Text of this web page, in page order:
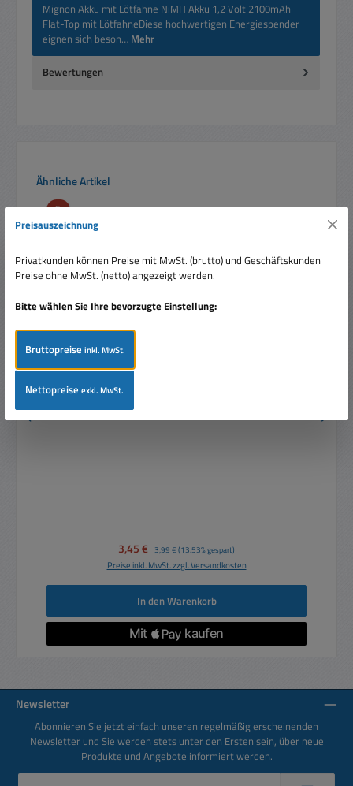
Mignon Akku mit Lötfahne NiMH Akku 1,2 Volt 2100mAh
Flat-Top mit LötfahneDiese hochwertigen Energiespender
eignen sich beson… Mehr
Bewertungen
Produktgalerie überspringen
Ähnliche Artikel
%Rabatt
1,2V Akku 2100mAh NiMH AA Mignon mit Lötfahnen
Verkaufspreis:
3,45 € Regulärer Preis:
3,99 € (13.53% gespart)
Preise inkl. MwSt. zzgl. Versandkosten
In den Warenkorb
Newsletter
Abonnieren Sie jetzt einfach unseren regelmäßig erscheinenden
Newsletter und Sie werden stets unter den Ersten sein, über neue
Produkte und Angebote informiert werden.
Preisauszeichnung
Privatkunden können Preise mit MwSt. (brutto) und Geschäftskunden
Preise ohne MwSt. (netto) angezeigt werden.
Bitte wählen Sie Ihre bevorzugte Einstellung:
Bruttopreiseinkl. MwSt.
Nettopreiseexkl. MwSt.